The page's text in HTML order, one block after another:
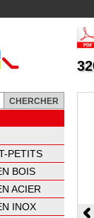
PETITS
BOIS
ACIER
INOX